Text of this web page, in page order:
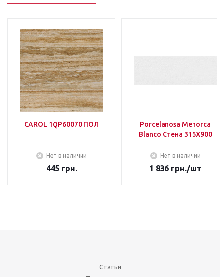
CAROL 1QP60070 ПОЛ
Нет в наличии
445грн.
Porcelanosa Menorca
Blanco Стена 316Х900
Нет в наличии
1 836грн./шт
Статьи